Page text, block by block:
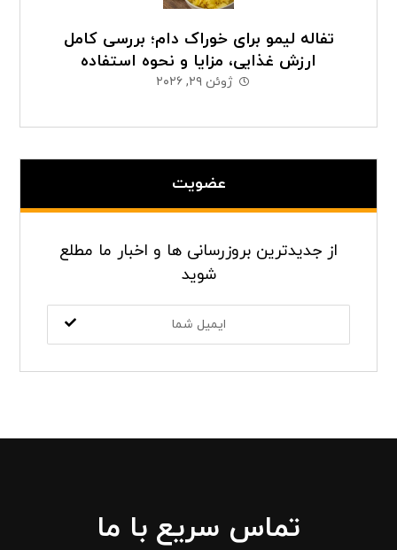
تفاله لیمو برای خوراک دام؛ بررسی کامل
ارزش غذایی، مزایا و نحوه استفاده
ژوئن ۲۹, ۲۰۲۶
عضویت
از جدیدترین بروزرسانی ها و اخبار ما مطلع
شوید
تماس سریع با ما